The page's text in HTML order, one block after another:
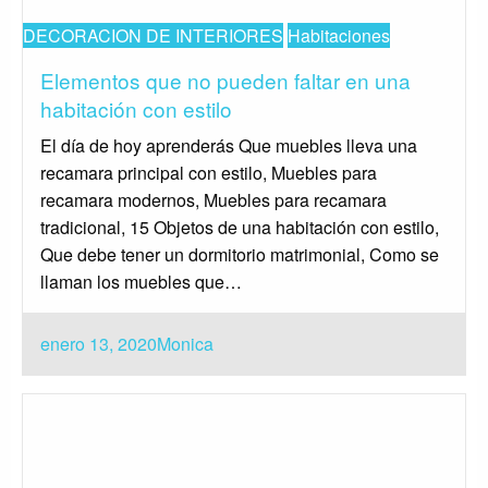
DECORACION DE INTERIORES Habitaciones
Elementos que no pueden faltar en una
habitación con estilo
El día de hoy aprenderás Que muebles lleva una
recamara principal con estilo, Muebles para
recamara modernos, Muebles para recamara
tradicional, 15 Objetos de una habitación con estilo,
Que debe tener un dormitorio matrimonial, Como se
llaman los muebles que…
Publicado
el
enero 13, 2020Monica